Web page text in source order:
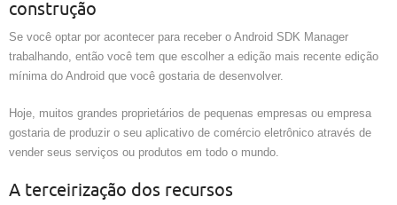
construção
Se você optar por acontecer para receber o Android SDK Manager
trabalhando, então você tem que escolher a edição mais recente edição
mínima do Android que você gostaria de desenvolver.
Hoje, muitos grandes proprietários de pequenas empresas ou empresa
gostaria de produzir o seu aplicativo de comércio eletrônico através de
vender seus serviços ou produtos em todo o mundo.
A terceirização dos recursos